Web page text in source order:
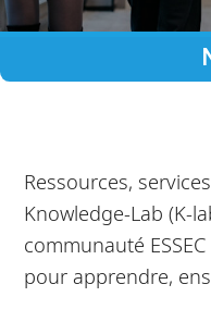
Ressources,
Knowledge-Lab (K-
communauté
pour apprendre,